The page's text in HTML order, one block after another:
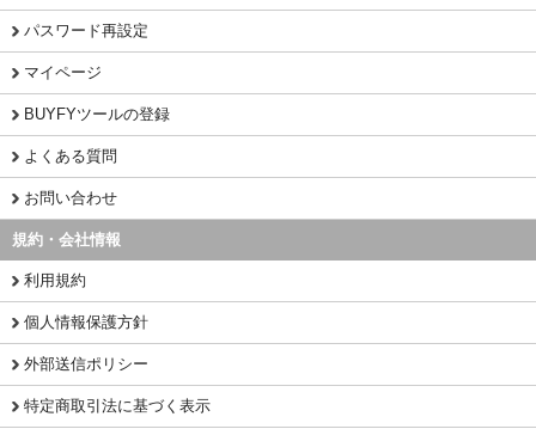
パスワード再設定
マイページ
BUYFYツールの登録
よくある質問
お問い合わせ
規約・会社情報
利用規約
個人情報保護方針
外部送信ポリシー
特定商取引法に基づく表示